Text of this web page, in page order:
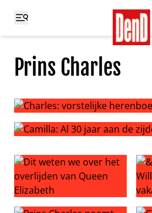
Prins Charles
Charles: vorstelijke herenboer
Dit weten we over het